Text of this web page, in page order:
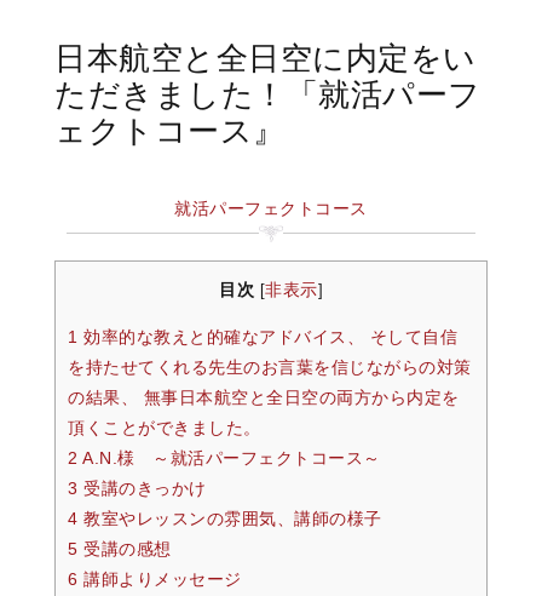
日本航空と全日空に内定をい
ただきました！「就活パーフ
ェクトコース』
就活パーフェクトコース
目次 非表示
1 効率的な教えと的確なアドバイス、 そして自信
を持たせてくれる先生のお言葉を信じながらの対策
の結果、 無事日本航空と全日空の両方から内定を
頂くことができました。
2 A.N.様 ～就活パーフェクトコース～
3 受講のきっかけ
4 教室やレッスンの雰囲気、講師の様子
5 受講の感想
6 講師よりメッセージ